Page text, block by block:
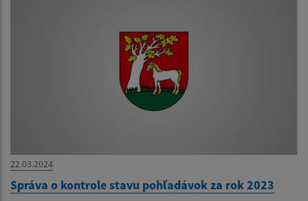
22.03.2024
Správa o kontrole stavu pohľadávok za rok 2023